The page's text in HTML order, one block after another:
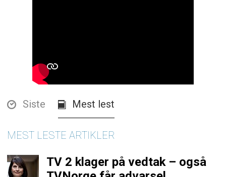
Siste Mest lest
MEST LESTE ARTIKLER
TV 2 klager på vedtak – også